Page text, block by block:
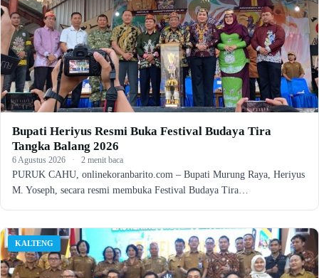
Bupati Heriyus Resmi Buka Festival Budaya Tira
Tangka Balang 2026
6 Agustus 2026 · 2 menit baca
PURUK CAHU, onlinekoranbarito.com – Bupati Murung Raya, Heriyus
M. Yoseph, secara resmi membuka Festival Budaya Tira…
KALTENG